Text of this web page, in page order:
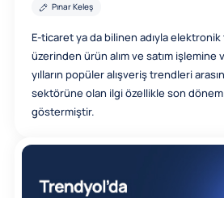
Pınar Keleş
E-ticaret ya da bilinen adıyla
üzerinden ürün alım ve satım işlemine
yılların popüler alışveriş trendleri
sektörüne olan ilgi özellikle son
göstermiştir.